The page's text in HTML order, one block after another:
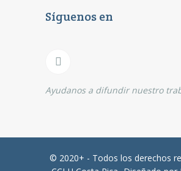
Síguenos en
Ayudanos a difundir nuestro
© 2020+ - Todos los derechos